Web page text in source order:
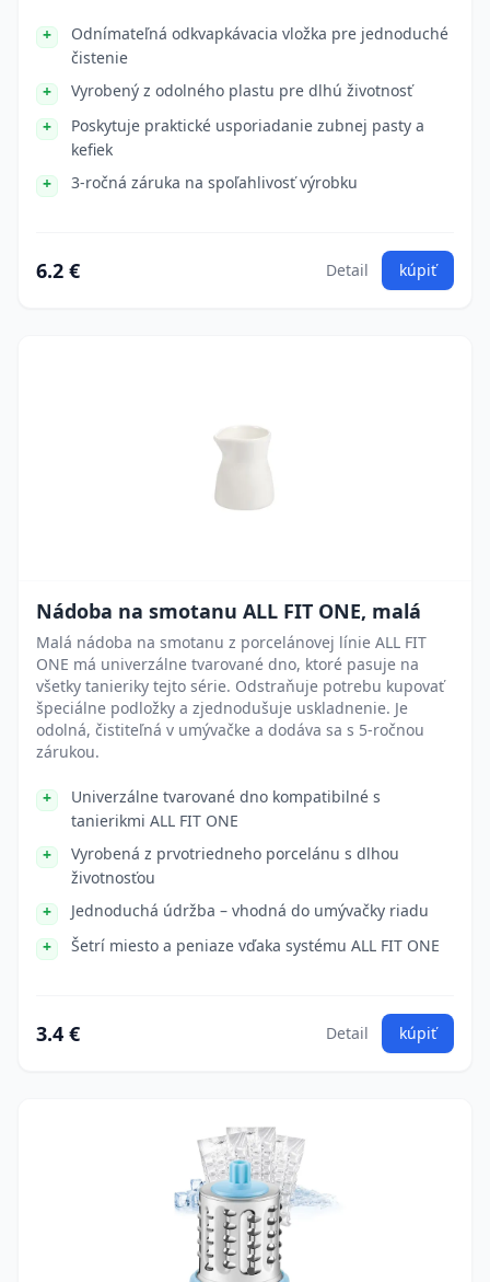
Odnímateľná odkvapkávacia vložka pre jednoduché
čistenie
Vyrobený z odolného plastu pre dlhú životnosť
Poskytuje praktické usporiadanie zubnej pasty a
kefiek
3-ročná záruka na spoľahlivosť výrobku
6.2 € Detail kúpiť
Nádoba na smotanu ALL FIT ONE, malá
Malá nádoba na smotanu z porcelánovej línie ALL FIT
ONE má univerzálne tvarované dno, ktoré pasuje na
všetky tanieriky tejto série. Odstraňuje potrebu kupovať
špeciálne podložky a zjednodušuje uskladnenie. Je
odolná, čistiteľná v umývačke a dodáva sa s 5-ročnou
zárukou.
Univerzálne tvarované dno kompatibilné s
tanierikmi ALL FIT ONE
Vyrobená z prvotriedneho porcelánu s dlhou
životnosťou
Jednoduchá údržba – vhodná do umývačky riadu
Šetrí miesto a peniaze vďaka systému ALL FIT ONE
3.4 € Detail kúpiť